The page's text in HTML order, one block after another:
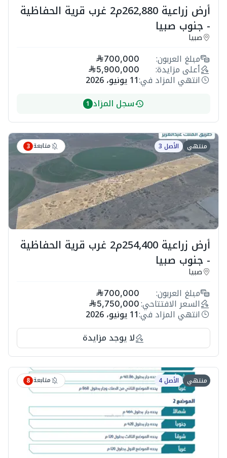
أرض زراعية 262,880م2 غرب قرية الحفاظية
- جنوب صبيا
صبيا
مبلغ العربون: 700,000
أعلى مزايدة: 5,900,000
انتهي المزاد في:11 يونيو، 2026
سجل المزاد 1
منتهي الأصل 3 متابعة 3
أرض زراعية 254,400م2 غرب قرية الحفاظية
- جنوب صبيا
صبيا
مبلغ العربون: 700,000
السعر الافتتاحي: 5,750,000
انتهي المزاد في:11 يونيو، 2026
لا يوجد مزايدة
منتهي الأصل 4 متابعة 8